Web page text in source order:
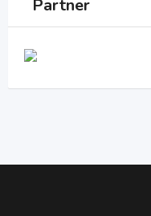
Partner